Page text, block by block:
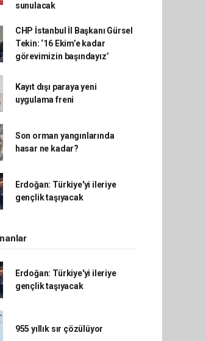
sunulacak
CHP İstanbul İl Başkanı Gürsel
Tekin: ‘16 Ekim’e kadar
görevimizin başındayız’
Kayıt dışı paraya yeni
uygulama freni
Son orman yangınlarında
hasar ne kadar?
Erdoğan: Türkiye'yi ileriye
gençlik taşıyacak
Erdoğan: Türkiye'yi ileriye
gençlik taşıyacak
955 yıllık sır çözülüyor